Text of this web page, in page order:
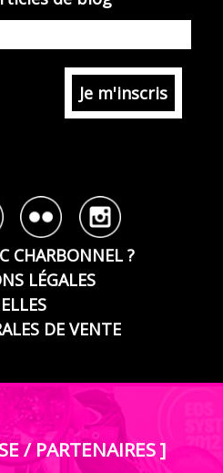
CHARBONNEL ?
LÉGALES
DE VENTE
/ PARTENAIRES ]